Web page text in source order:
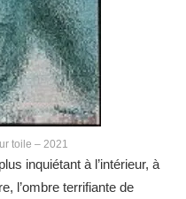
toile – 2021
inquiétant à l’intérieur, à
l’ombre terrifiante de